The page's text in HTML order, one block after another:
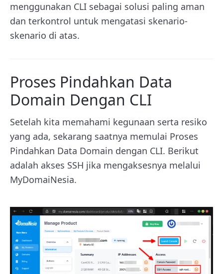
menggunakan CLI sebagai solusi paling aman
dan terkontrol untuk mengatasi skenario-
skenario di atas.
Proses Pindahkan Data
Domain Dengan CLI
Setelah kita memahami kegunaan serta resiko
yang ada, sekarang saatnya memulai Proses
Pindahkan Data Domain dengan CLI. Berikut
adalah akses SSH jika mengaksesnya melalui
MyDomaiNesia.